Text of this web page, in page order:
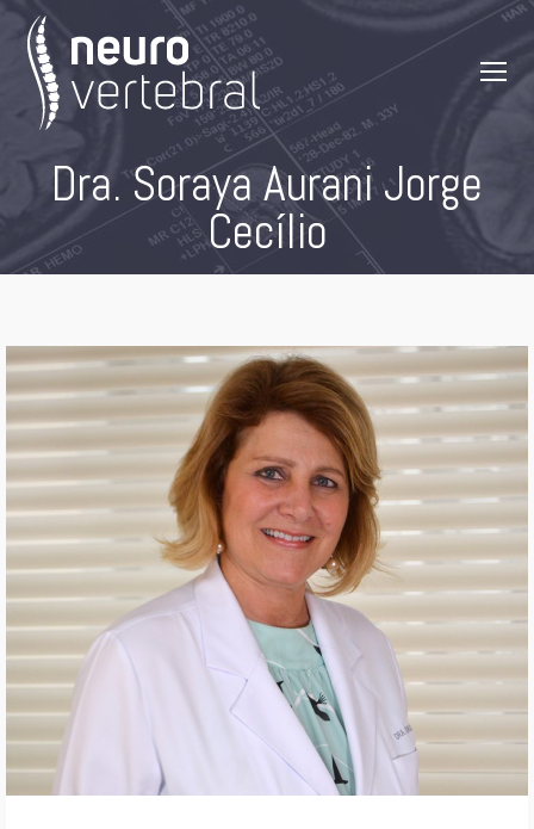
Dra. Soraya Aurani Jorge
Cecílio